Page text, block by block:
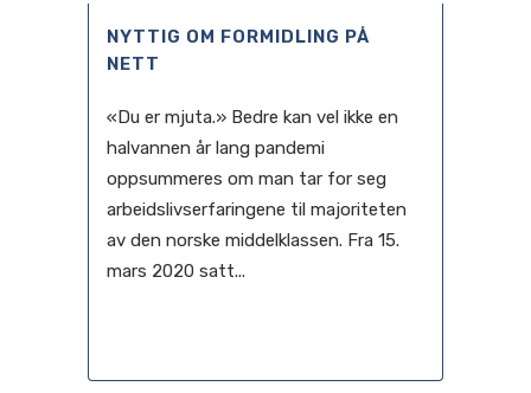
NYTTIG OM FORMIDLING PÅ
NETT
«Du er mjuta.» Bedre kan vel ikke en
halvannen år lang pandemi
oppsummeres om man tar for seg
arbeidslivserfaringene til majoriteten
av den norske middelklassen. Fra 15.
mars 2020 satt...